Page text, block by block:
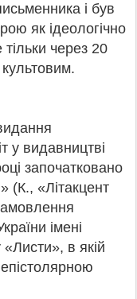
і був
як ідеологічно
через 20
культовим.
у видавництві
започатковано
(К., «Літакцент
імені
в якій